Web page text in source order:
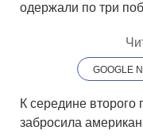
одержали по три
GOOGLE
К середине
забросила